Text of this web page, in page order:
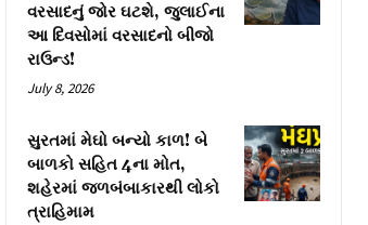
વરસાદનું જોર ઘટશે, જુલાઈના
આ દિવસોમાં વરસાદનો બીજો
રાઉન્ડ!
July 8, 2026
સુરતમાં મેઘો બન્યો કાળ! બે
બાળકો સહિત 4ના મોત,
શહેરમાં જળબંબાકારથી લોકો
ત્રાહિમામ